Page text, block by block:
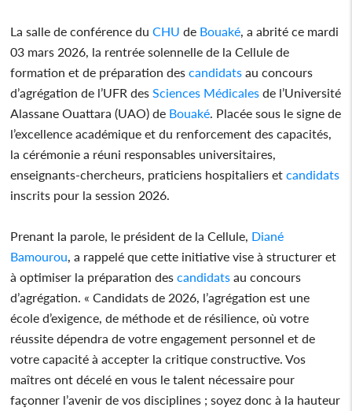
La salle de conférence du CHU de Bouaké , a abrité ce mardi
03 mars 2026, la rentrée solennelle de la Cellule de
formation et de préparation des candidats au concours
d’agrégation de l’UFR des Sciences Médicales de l’Université
Alassane Ouattara (UAO) de Bouaké . Placée sous le signe de
l’excellence académique et du renforcement des capacités,
la cérémonie a réuni responsables universitaires,
enseignants-chercheurs, praticiens hospitaliers et candidats
inscrits pour la session 2026.
Prenant la parole, le président de la Cellule, Diané
Bamourou , a rappelé que cette initiative vise à structurer et
à optimiser la préparation des candidats au concours
d’agrégation. « Candidats de 2026, l’agrégation est une
école d’exigence, de méthode et de résilience, où votre
réussite dépendra de votre engagement personnel et de
votre capacité à accepter la critique constructive. Vos
maîtres ont décelé en vous le talent nécessaire pour
façonner l’avenir de vos disciplines ; soyez donc à la hauteur